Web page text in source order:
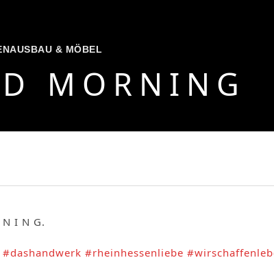
& MÖBEL
MORNING
I N G.
#dashandwerk #rheinhessenliebe